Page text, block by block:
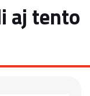
aj tento